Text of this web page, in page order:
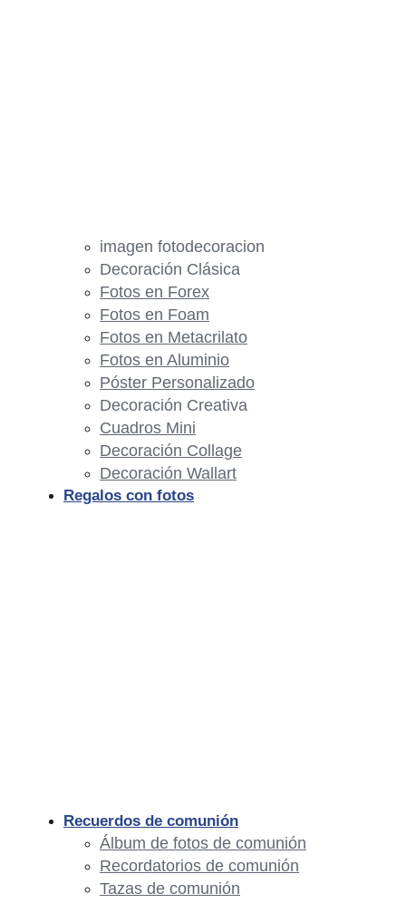
imagen fotodecoracion
Decoración Clásica
Fotos en Forex
Fotos en Foam
Fotos en Metacrilato
Fotos en Aluminio
Póster Personalizado
Decoración Creativa
Cuadros Mini
Decoración Collage
Decoración Wallart
Regalos con fotos
Recuerdos de comunión
Álbum de fotos de comunión
Recordatorios de comunión
Tazas de comunión